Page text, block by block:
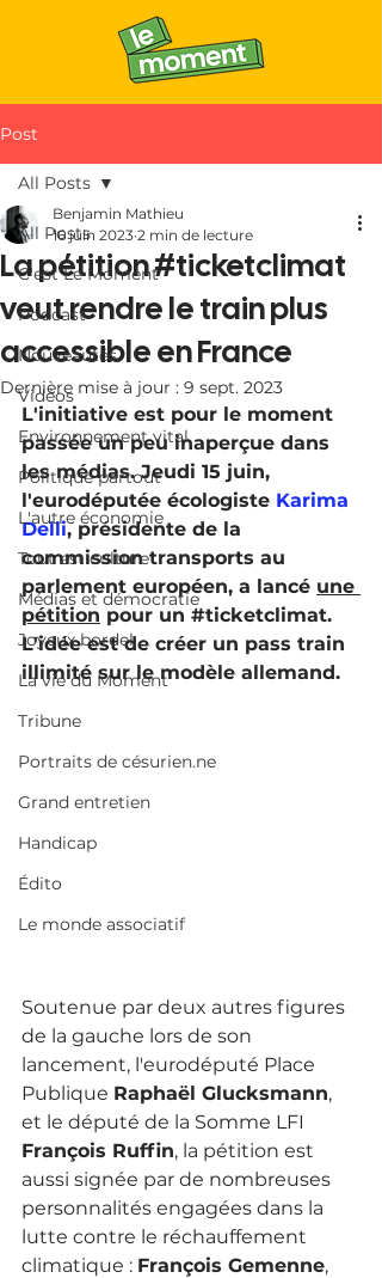
Post
All Posts
C'est Le Moment
Podcast
Nouveautés
Vidéos
Environnement vital
Politique partout
L'autre économie
Tout est culture
Médias et démocratie
Joyeux bordel
La vie du Moment
Tribune
Portraits de césurien.ne
Grand entretien
Handicap
Édito
Le monde associatif
All Posts
La pétition #ticketclimat
veut rendre le train plus
accessible en France
Benjamin Mathieu
16 juin 2023 2 min de lecture
Dernière mise à jour : 9 sept. 2023
L'initiative est pour le moment
passée un peu inaperçue dans
les médias. Jeudi 15 juin,
l'eurodéputée écologiste Karima
Delli, présidente de la
commission transports au
parlement européen, a lancé une
pétition pour un #ticketclimat.
L'idée est de créer un pass train
illimité sur le modèle allemand.
Soutenue par deux autres figures
de la gauche lors de son
lancement, l'eurodéputé Place
Publique Raphaël Glucksmann,
et le député de la Somme LFI
François Ruffin, la pétition est
aussi signée par de nombreuses
personnalités engagées dans la
lutte contre le réchauffement
climatique : François Gemenne,